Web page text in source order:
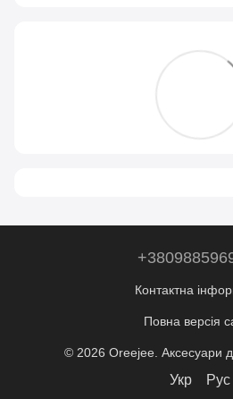
Контактна
Повна версія
© 2026 Oreejee. Аксесуари
Укр Рус